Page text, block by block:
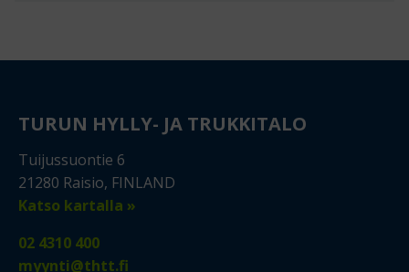
TURUN HYLLY- JA TRUKKITALO
Tuijussuontie 6
21280 Raisio, FINLAND
Katso kartalla »
02 4310 400
myynti@thtt.fi